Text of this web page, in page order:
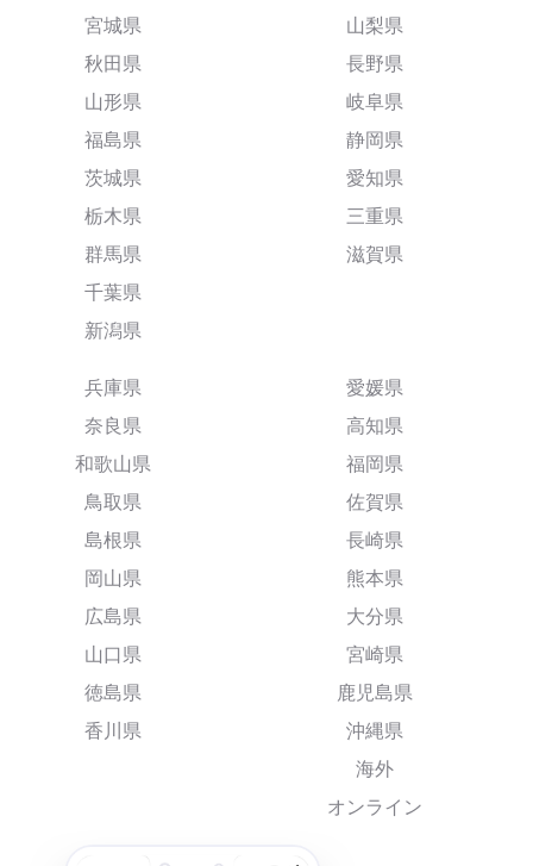
宮城県
秋田県
山形県
福島県
茨城県
栃木県
群馬県
千葉県
新潟県
山梨県
長野県
岐阜県
静岡県
愛知県
三重県
滋賀県
兵庫県
奈良県
和歌山県
鳥取県
島根県
岡山県
広島県
山口県
徳島県
香川県
愛媛県
高知県
福岡県
佐賀県
長崎県
熊本県
大分県
宮崎県
鹿児島県
沖縄県
海外
オンライン